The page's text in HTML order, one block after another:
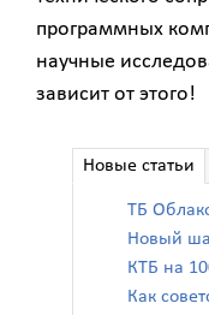
программных
научные
зависит от этого!
Новые статьи
ТБ
Новый
КТБ на
Как